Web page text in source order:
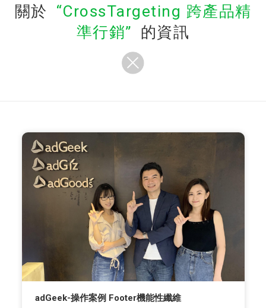
關於
CrossTargeting 跨產品精
準行銷
的資訊
adGeek-操作案例 Footer機能性纖維